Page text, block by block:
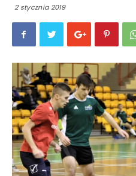
2 stycznia 2019